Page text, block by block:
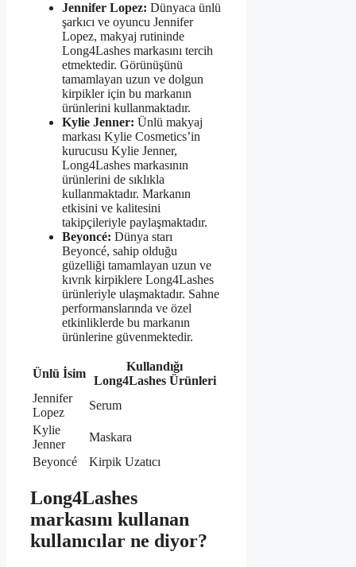
Jennifer Lopez: Dünyaca ünlü
şarkıcı ve oyuncu Jennifer
Lopez, makyaj rutininde
Long4Lashes markasını tercih
etmektedir. Görünüşünü
tamamlayan uzun ve dolgun
kirpikler için bu markanın
ürünlerini kullanmaktadır.
Kylie Jenner: Ünlü makyaj
markası Kylie Cosmetics’in
kurucusu Kylie Jenner,
Long4Lashes markasının
ürünlerini de sıklıkla
kullanmaktadır. Markanın
etkisini ve kalitesini
takipçileriyle paylaşmaktadır.
Beyoncé: Dünya starı
Beyoncé, sahip olduğu
güzelliği tamamlayan uzun ve
kıvrık kirpiklere Long4Lashes
ürünleriyle ulaşmaktadır. Sahne
performanslarında ve özel
etkinliklerde bu markanın
ürünlerine güvenmektedir.
Ünlü İsim
Kullandığı
Long4Lashes Ürünleri
Jennifer
Lopez
Serum
Kylie
Jenner
Maskara
Beyoncé
Kirpik Uzatıcı
Long4Lashes
markasını kullanan
kullanıcılar ne diyor?